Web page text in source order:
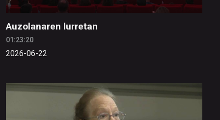
Auzolanaren lurretan
01:23:20
2026-06-22